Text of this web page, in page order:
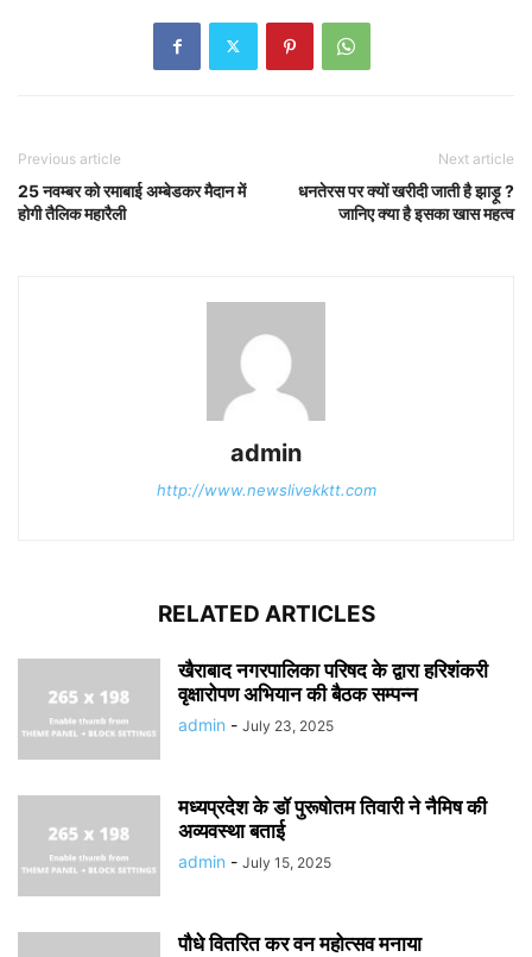
Previous article
25 नवम्बर को रमाबाई अम्बेडकर मैदान में
होगी तैलिक महारैली
Next article
धनतेरस पर क्यों खरीदी जाती है झाड़ू ?
जानिए क्या है इसका खास महत्व
admin
http://www.newslivekktt.com
RELATED ARTICLES
खैराबाद नगरपालिका परिषद के द्वारा हरिशंकरी
वृक्षारोपण अभियान की बैठक सम्पन्न
admin - July 23, 2025
मध्यप्रदेश के डॉ पुरूषोतम तिवारी ने नैमिष की
अव्यवस्था बताई
admin - July 15, 2025
पौधे वितरित कर वन महोत्सव मनाया